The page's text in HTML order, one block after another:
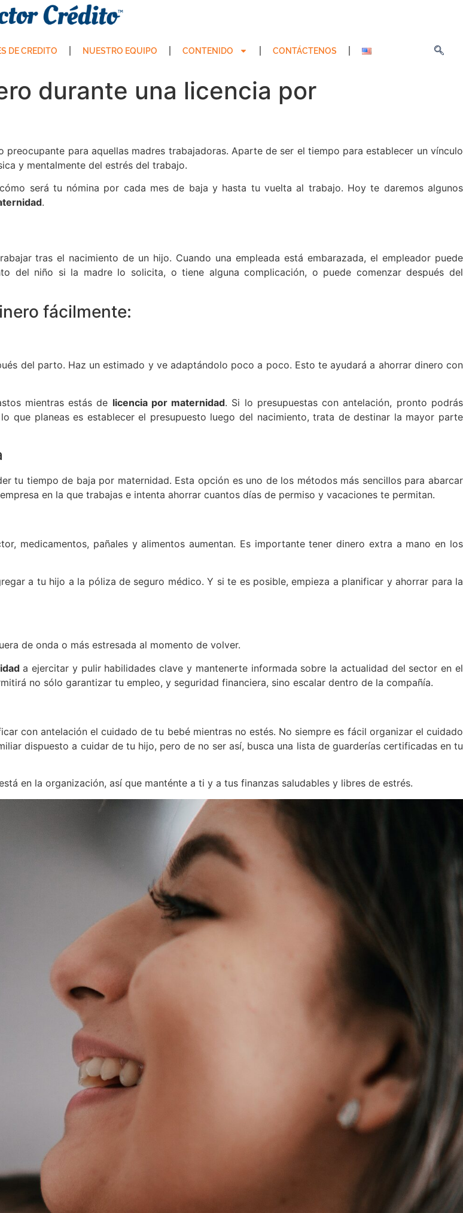
DE CREDITO NUESTRO EQUIPO CONTENIDO CONTÁCTENOS
durante una licencia por
para aquellas madres trabajadoras. Aparte de ser el tiempo para establecer un vínculo
y mentalmente del estrés del trabajo.
será tu nómina por cada mes de baja y hasta tu vuelta al trabajo. Hoy te daremos algunos
.
tras el nacimiento de un hijo. Cuando una empleada está embarazada, el empleador puede
del niño si la madre lo solicita, o tiene alguna complicación, o puede comenzar después del
fácilmente:
del parto. Haz un estimado y ve adaptándolo poco a poco. Esto te ayudará a ahorrar dinero con
mientras estás de licencia por maternidad. Si lo presupuestas con antelación, pronto podrás
que planeas es establecer el presupuesto luego del nacimiento, trata de destinar la mayor parte
tu tiempo de baja por maternidad. Esta opción es uno de los métodos más sencillos para abarcar
en la que trabajas e intenta ahorrar cuantos días de permiso y vacaciones te permitan.
medicamentos, pañales y alimentos aumentan. Es importante tener dinero extra a mano en los
a tu hijo a la póliza de seguro médico. Y si te es posible, empieza a planificar y ahorrar para la
de onda o más estresada al momento de volver.
a ejercitar y pulir habilidades clave y mantenerte informada sobre la actualidad del sector en el
no sólo garantizar tu empleo, y seguridad financiera, sino escalar dentro de la compañía.
con antelación el cuidado de tu bebé mientras no estés. No siempre es fácil organizar el cuidado
dispuesto a cuidar de tu hijo, pero de no ser así, busca una lista de guarderías certificadas en tu
en la organización, así que manténte a ti y a tus finanzas saludables y libres de estrés.